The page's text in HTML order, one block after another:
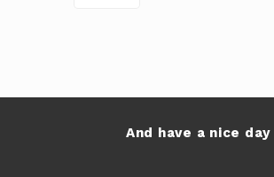
And have a nice day